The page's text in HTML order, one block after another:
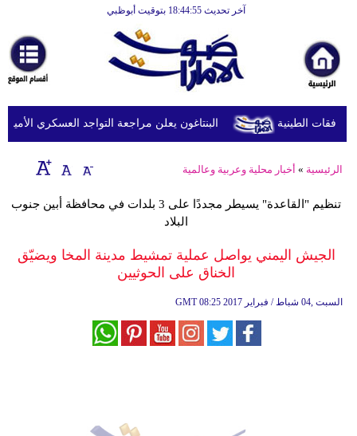
آخر تحديث 18:44:55 بتوقيت أبوظبي
أخبارعاجلة
رياضة
ثقافة
إقتصاد
وموسيقى
أزياء
البنتاغون يعلن مراجعة التواجد العسكري الأميركي
الرئيسية » أخبار محلية وعربية وعالمية
تنظيم "القاعدة" يسيطر مجددًا على 3 بلدات في محافظة أبين جنوب
البلاد
الجيش اليمني يواصل عملية تمشيط مدينة المخا ويضيّق
الخناق على الحوثيين
GMT 08:25 2017 السبت ,04 شباط / فبراير